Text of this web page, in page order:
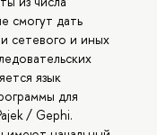
смогут дать
сетевого и иных
язык
для
/ Gephi.